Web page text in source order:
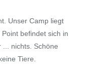
Unser Camp liegt
befindet sich in
... nichts. Schöne
Tiere.